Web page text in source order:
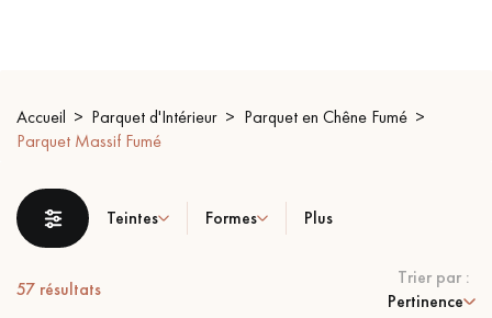
PARQUET HUILÉ PARQUET EN BOIS BRUT
PARQUET LAMES LARGES XXL
ACCESSOIRES PARQUET
D'INTÉRIEUR
Accueil Parquet d'Intérieur
Parquet en Chêne Fumé
Parquet Massif Fumé
Teintes Formes Plus
57 résultats
Trier par :
Pertinence